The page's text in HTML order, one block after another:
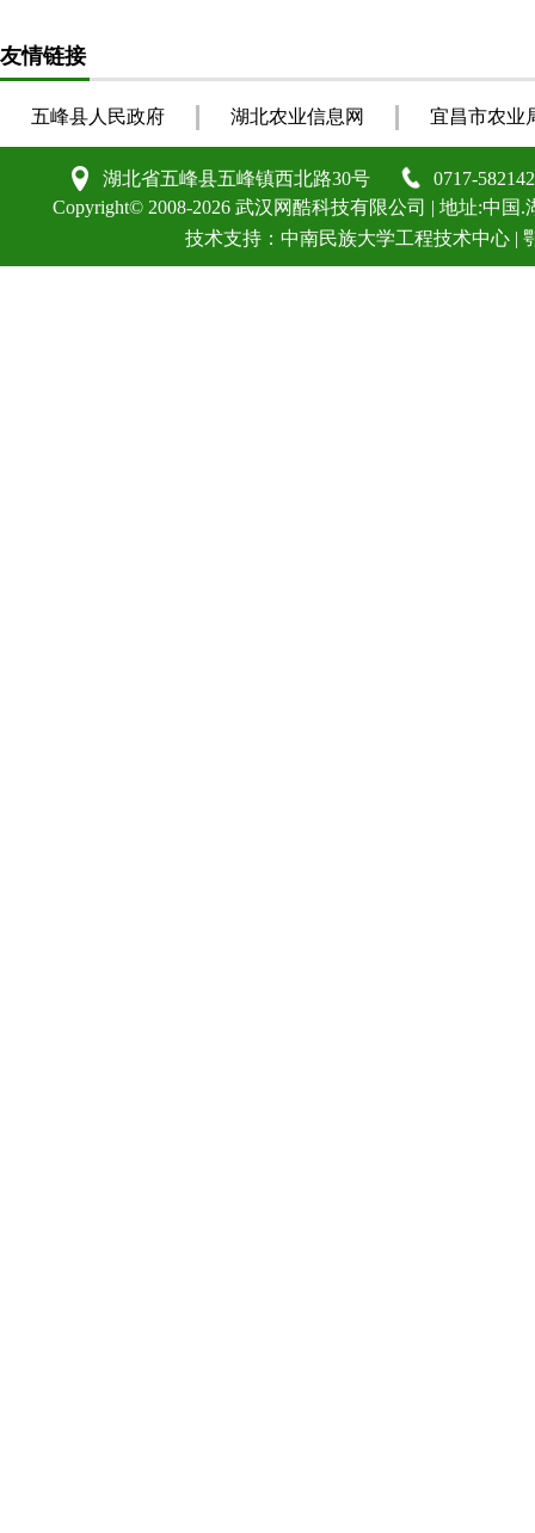
友情链接
五峰县人民政府 湖北农业信息网 宜昌市农业
湖北省五峰县五峰镇西北路30号
0717-
Copyright© 2008-2026 武汉网酷科技有限公司 | 地址:中国.
技术支持： 中南民族大学工程技术中心|